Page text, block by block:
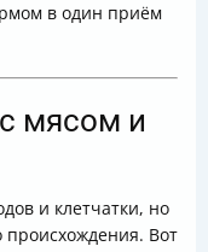
в один приём
мясом и
и клетчатки, но
происхождения. Вот